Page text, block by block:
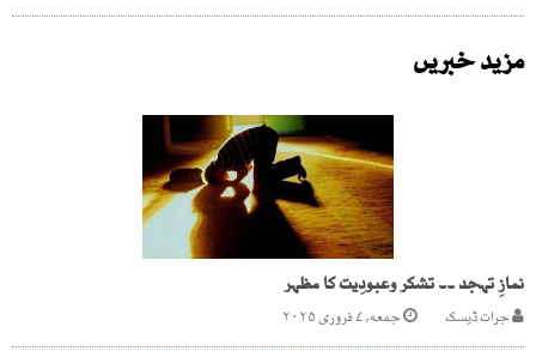
مزید خبریں
نمازِ تہجد ۔۔ تشکر وعبودِیت کا مظہر
جرات ڈیسک جمعه, ۷ فروری ۲۰۲۵